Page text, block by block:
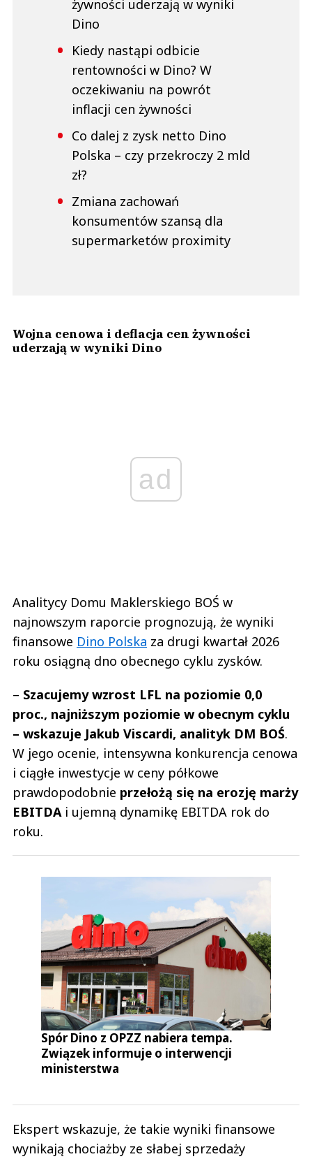
żywności uderzają w wyniki
Dino
Kiedy nastąpi odbicie
rentowności w Dino? W
oczekiwaniu na powrót
inflacji cen żywności
Co dalej z zysk netto Dino
Polska – czy przekroczy 2 mld
zł?
Zmiana zachowań
konsumentów szansą dla
supermarketów proximity
Wojna cenowa i deflacja cen żywności
uderzają w wyniki Dino
ad
Analitycy Domu Maklerskiego BOŚ w
najnowszym raporcie prognozują, że wyniki
finansowe Dino Polska za drugi kwartał 2026
roku osiągną dno obecnego cyklu zysków.
– Szacujemy wzrost LFL na poziomie 0,0
proc., najniższym poziomie w obecnym cyklu
– wskazuje Jakub Viscardi, analityk DM BOŚ.
W jego ocenie, intensywna konkurencja cenowa
i ciągłe inwestycje w ceny półkowe
prawdopodobnie przełożą się na erozję marży
EBITDAi ujemną dynamikę EBITDA rok do
roku.
Spór Dino z OPZZ nabiera tempa.
Związek informuje o interwencji
ministerstwa
Ekspert wskazuje, że takie wyniki finansowe
wynikają chociażby ze słabej sprzedaży